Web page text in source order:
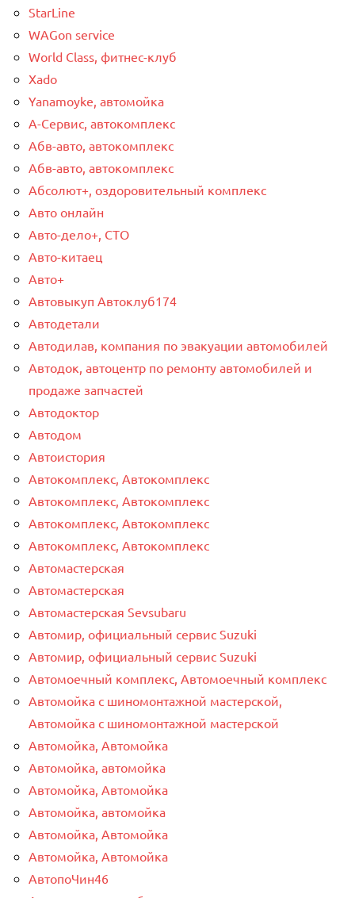
StarLine
WAGon service
World Class, фитнес-клуб
Xado
Yanamoyke, автомойка
А-Сервис, автокомплекс
Абв-авто, автокомплекс
Абв-авто, автокомплекс
Абсолют+, оздоровительный комплекс
Авто онлайн
Авто-дело+, СТО
Авто-китаец
Авто+
Автовыкуп Автоклуб174
Автодетали
Автодилав, компания по эвакуации автомобилей
Автодок, автоцентр по ремонту автомобилей и
продаже запчастей
Автодоктор
Автодом
Автоистория
Автокомплекс, Автокомплекс
Автокомплекс, Автокомплекс
Автокомплекс, Автокомплекс
Автокомплекс, Автокомплекс
Автомастерская
Автомастерская
Автомастерская Sevsubaru
Автомир, официальный сервис Suzuki
Автомир, официальный сервис Suzuki
Автомоечный комплекс, Автомоечный комплекс
Автомойка с шиномонтажной мастерской,
Автомойка с шиномонтажной мастерской
Автомойка, Автомойка
Автомойка, автомойка
Автомойка, Автомойка
Автомойка, автомойка
Автомойка, Автомойка
Автомойка, Автомойка
АвтопоЧин46